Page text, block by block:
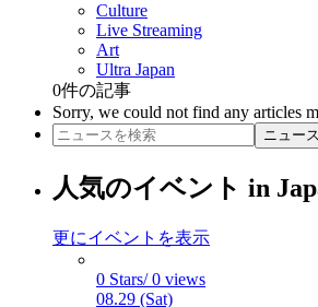
Culture
Live Streaming
Art
Ultra Japan
0件の記事
Sorry, we could not find any articles
ニュー
人気のイベント in
更にイベントを表示
0 Stars/ 0 views
08.29 (Sat)